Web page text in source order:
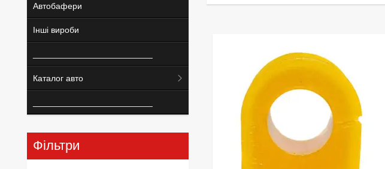
Автобафери
Інші вироби
Каталог авто
Фільтри